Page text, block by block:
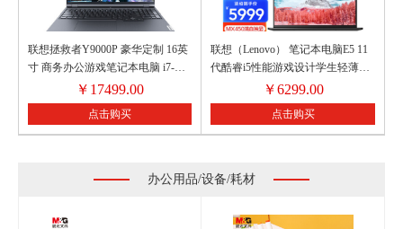
联想拯救者Y9000P 豪华定制 16英
寸 商务办公游戏笔记本电脑 i7-
态
￥ 17499.00
点击购买
联想（Lenovo） 笔记本电脑E5 11
代酷睿i5性能游戏设计学生轻薄本
15.6英寸商务办公手提本 升级：i5-
1155G7 16G 512G固态 MX450独显
雷电接口 曜石黑
￥6299.00
点击购买
办公用品/设备/耗材